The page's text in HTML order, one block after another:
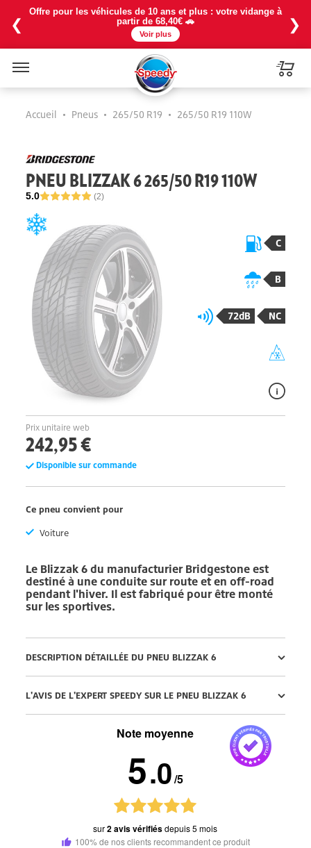
❮
Offre pour les véhicules de 10 ans et plus : votre vidange à
partir de 68,40€ 🚗
Voir plus
❯
Accueil • Pneus • 265/50 R19 • 265/50 R19 110W
PNEU BLIZZAK 6 265/50 R19 110W
5.0 (2)
C
B
72dB NC
Prix unitaire web
242,95 €
Disponible sur commande
Ce pneu convient pour
Voiture
Le Blizzak 6 du manufacturier Bridgestone est
destiné à une conduite sur route et en off-road
pendant l'hiver. Il est fabriqué pour être monté
sur les sportives.
DESCRIPTION DÉTAILLÉE DU PNEU BLIZZAK 6
L'AVIS DE L'EXPERT SPEEDY SUR LE PNEU BLIZZAK 6
Note moyenne
5.0/5
sur2 avis vérifiésdepuis 5 mois
100% de nos clients recommandent ce produit